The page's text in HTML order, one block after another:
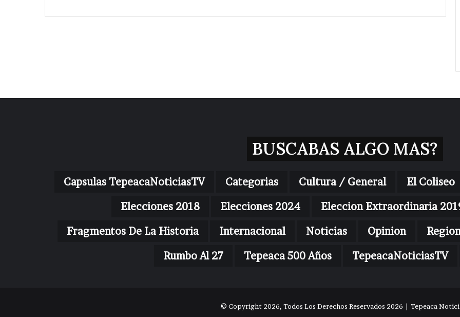
BUSCABAS ALGO MAS?
Capsulas TepeacaNoticiasTV Categorias Cultura / General El Coliseo
Elecciones 2018
Elecciones 2024 Eleccion Extraordinaria
Fragmentos De La Historia
Internacional Noticias Opinion
Rumbo Al 27
Tepeaca 500 Años TepeacaNoticiasTV
© Copyright 2026, Todos Los Derechos Reservados 2026 | Tepeaca